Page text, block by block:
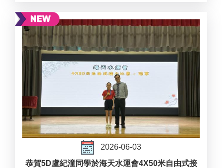
2026-06-03
恭賀5D盧紀潼同學於海天水運會4X50米自由式接